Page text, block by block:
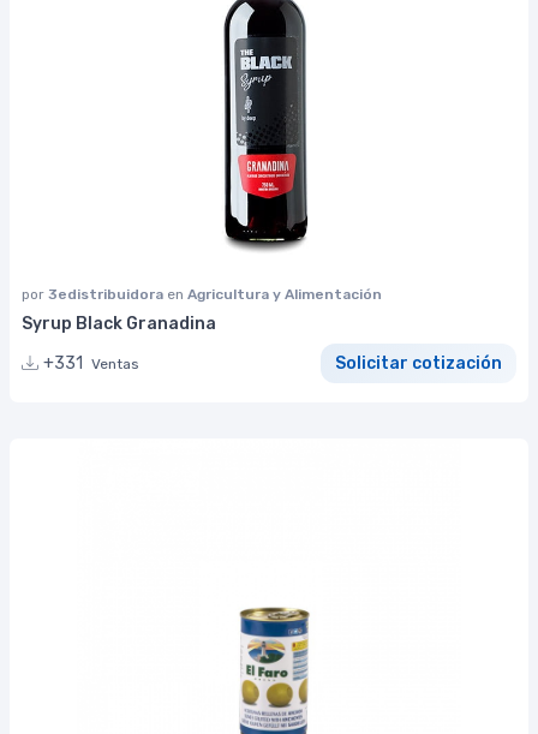
por 3edistribuidora en Agricultura y Alimentación
Syrup Black Granadina
+331
Ventas Solicitar cotización